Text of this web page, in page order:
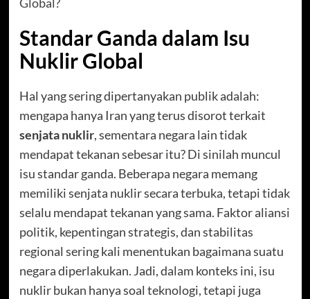
Standar Ganda dalam Isu
Nuklir Global
Hal yang sering dipertanyakan publik adalah:
mengapa hanya Iran yang terus disorot terkait
senjata nuklir, sementara negara lain tidak
mendapat tekanan sebesar itu? Di sinilah muncul
isu standar ganda. Beberapa negara memang
memiliki senjata nuklir secara terbuka, tetapi tidak
selalu mendapat tekanan yang sama. Faktor aliansi
politik, kepentingan strategis, dan stabilitas
regional sering kali menentukan bagaimana suatu
negara diperlakukan. Jadi, dalam konteks ini, isu
nuklir bukan hanya soal teknologi, tetapi juga